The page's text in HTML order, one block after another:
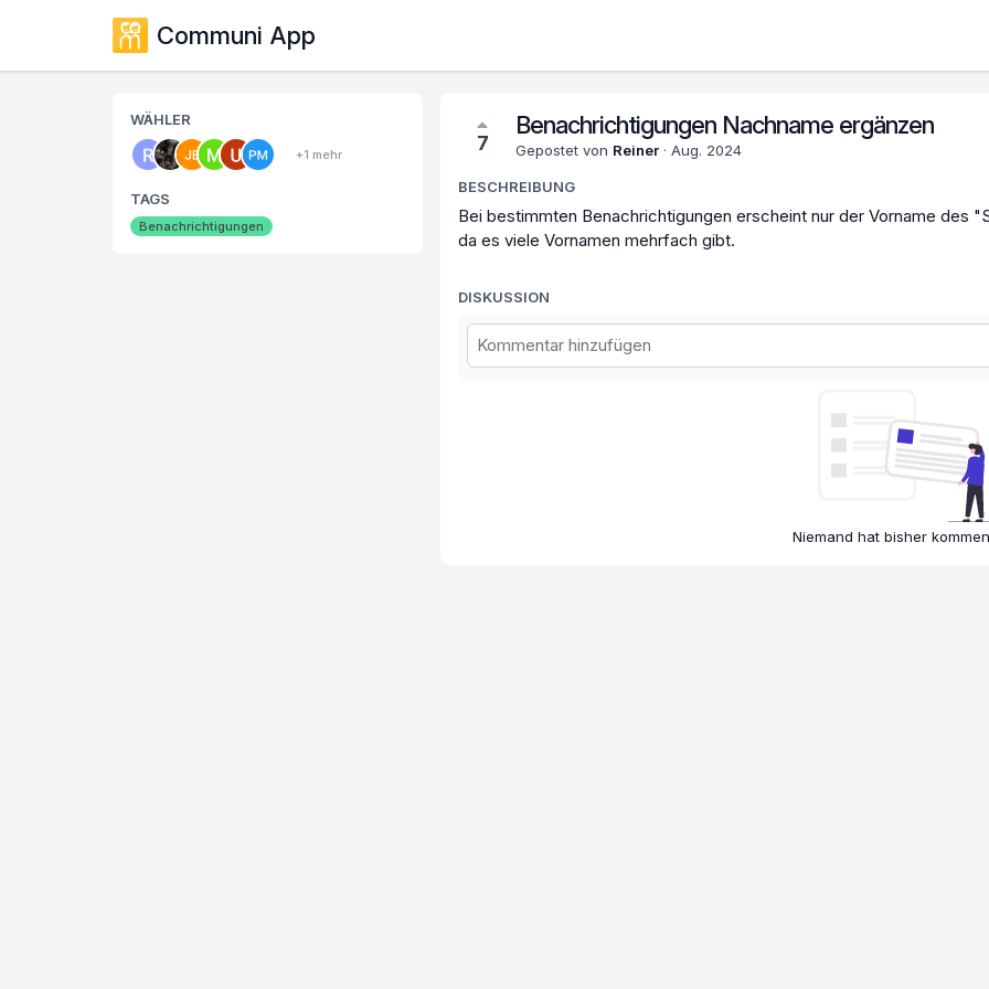
Communi App
7
Benachrichtigungen Nachname ergänzen
Gepostet von Reiner · Aug. 2024
BESCHREIBUNG
Bei bestimmten Benachrichtigungen erscheint nur der Vorname des
da es viele Vornamen mehrfach gibt.
DISKUSSION
Niemand hat bisher
WÄHLER
+1 mehr
TAGS
Benachrichtigungen